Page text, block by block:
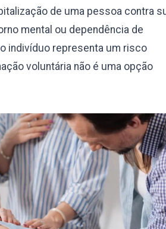
de uma pessoa contra
mental ou dependência de
indivíduo representa um risco
voluntária não é uma opção